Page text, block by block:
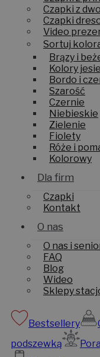
Czapki z
Czapki
Video
Sortuj
Brązy i
Kolory
Bordo i
Szarość
Czernie
Niebieskie
Zielenie
Fiolety
Róże i
Kolorowy
Dla firm
Czapki
Kontakt
O nas
O nas i
FAQ
Blog
Wideo
Sklepy
Bestsellery
podszewką